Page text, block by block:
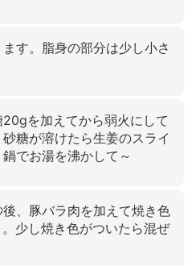
す。脂身の部分は少し小さ
を加えてから弱火にして
糖が溶けたら生姜のスライ
でお湯を沸かして～
、豚バラ肉を加えて焼き色
少し焼き色がついたら混ぜ